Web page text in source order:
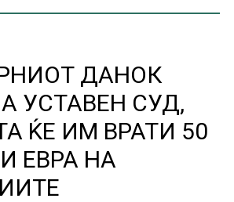
ДАНОК
УСТАВЕН СУД,
ЌЕ ИМ ВРАТИ 50
ЕВРА НА